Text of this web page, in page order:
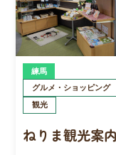
練馬
グルメ・ショッピング
観光
ねりま観光案